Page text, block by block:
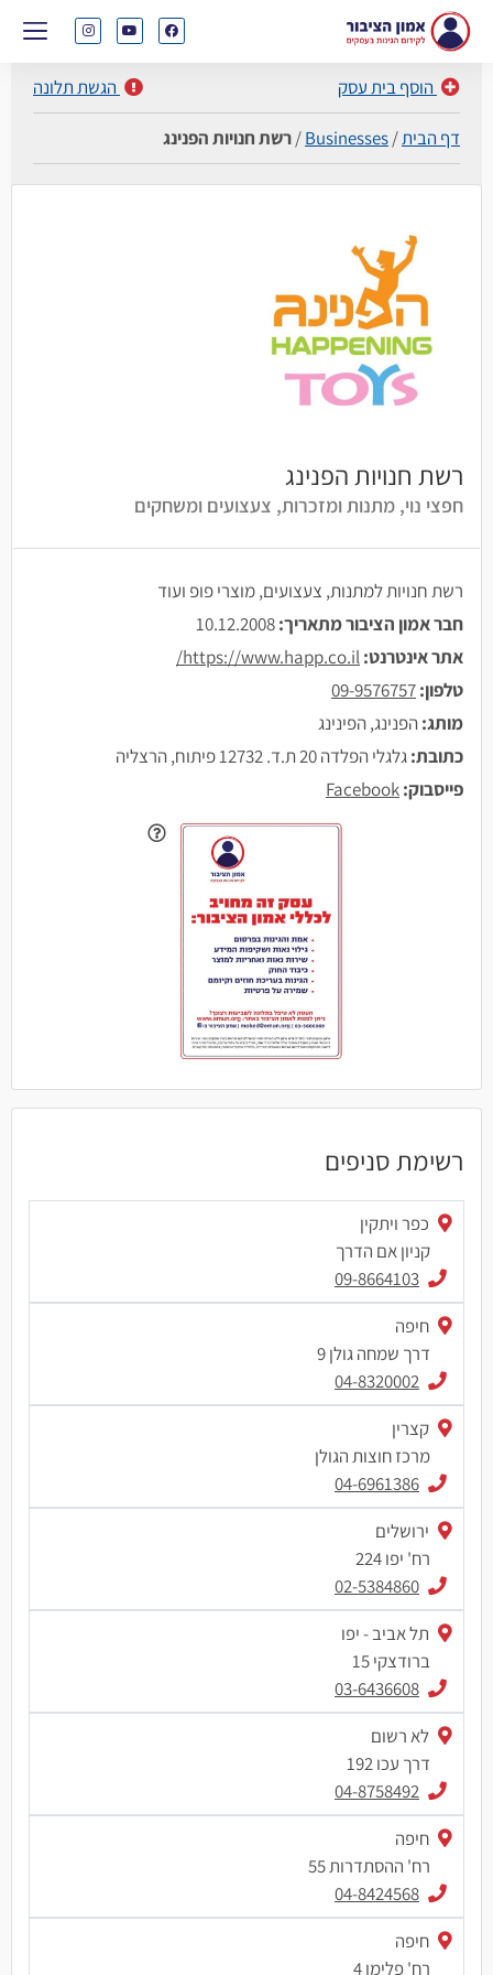
הוסף בית עסק הגשת תלונה
דף הבית/
Businesses
/רשת חנויות הפנינג
רשת חנויות הפנינג
חפצי נוי, מתנות ומזכרות, צעצועים ומשחקים
רשת חנויות למתנות, צעצועים, מוצרי פופ ועוד
חבר אמון הציבור מתאריך:
אתר אינטרנט:https://www.happ.co.il/
טלפון:09-9576757
מותג:הפנינג, הפינינג
כתובת:גלגלי הפלדה 20 ת.ד. 12732 פיתוח, הרצליה
פייסבוק:Facebook
רשימת סניפים
כפר ויתקין
קניון אם הדרך
09-8664103
חיפה
דרך שמחה גולן 9
04-8320002
קצרין
מרכז חוצות הגולן
04-6961386
ירושלים
רח' יפו 224
02-5384860
תל אביב - יפו
ברודצקי 15
03-6436608
לא רשום
דרך עכו 192
04-8758492
חיפה
רח' ההסתדרות 55
04-8424568
חיפה
רח' פלימן 4